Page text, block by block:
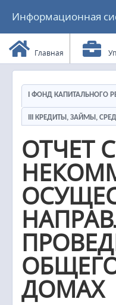
Информационная
Главная
I ФОНД КАПИТАЛЬНОГО
III КРЕДИТЫ, ЗАЙМЫ,
ОТЧЕТ
ДОМАХ